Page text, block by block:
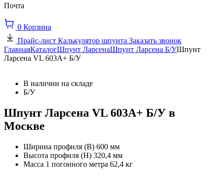
Почта
0 Корзина
Прайс-лист Калькулятор шпунта Заказать звонок
ГлавнаяКаталогШпунт ЛарсенаШпунт Ларсена Б/УШпунт
Ларсена VL 603А+ Б/У
В наличии на складе
Б/У
Шпунт Ларсена VL 603А+ Б/У в
Москве
Ширина профиля (В) 600 мм
Высота профиля (Н) 320,4 мм
Масса 1 погонного метра 62,4 кг